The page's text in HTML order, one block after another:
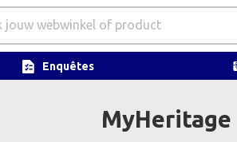
Enquêtes
MyHeritage